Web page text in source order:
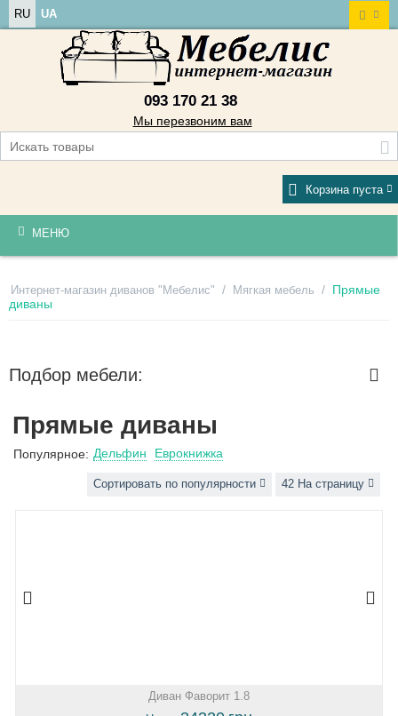
RU UA
093 170 21 38
Мы перезвоним вам
Корзина пуста
МЕНЮ
Интернет-магазин диванов "Мебелис" / Мягкая мебель / Прямые
диваны
Подбор мебели:
Прямые диваны
Популярное: Дельфин Еврокнижка
Сортировать по популярности 42 На страницу
Диван Фаворит 1.8